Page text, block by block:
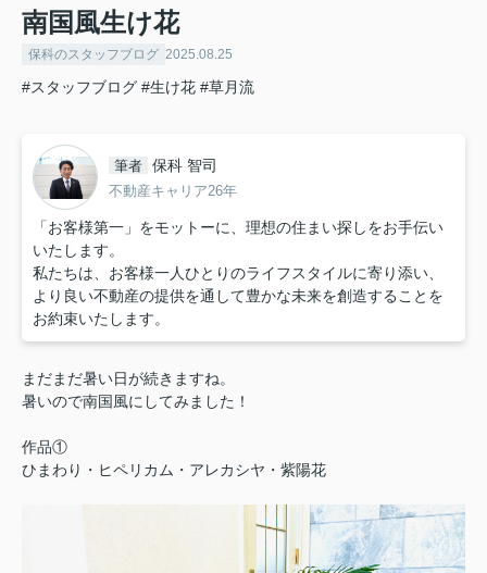
南国風生け花
保科のスタッフブログ 2025.08.25
#スタッフブログ #生け花 #草月流
筆者 保科 智司
不動産キャリア26年
「お客様第一」をモットーに、理想の住まい探しをお手伝い
いたします。
私たちは、お客様一人ひとりのライフスタイルに寄り添い、
より良い不動産の提供を通して豊かな未来を創造することを
お約束いたします。
まだまだ暑い日が続きますね。
暑いので南国風にしてみました！
作品①
ひまわり・ヒペリカム・アレカシヤ・紫陽花